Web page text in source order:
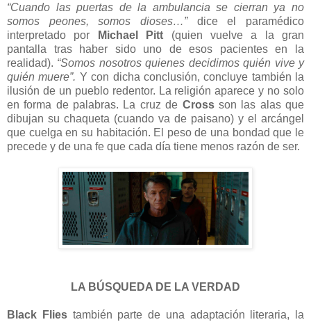
“Cuando las puertas de la ambulancia se cierran ya no
somos peones, somos dioses…”dice el paramédico
interpretado por
Michael Pitt (quien vuelve a la gran
pantalla tras haber sido uno de esos pacientes en la
realidad). “Somos nosotros quienes decidimos quién vive y
quién muere”. Y con dicha conclusión, concluye también la
ilusión de un pueblo redentor. La religión aparece y no solo
en forma de palabras. La cruz de Crossson las alas que
dibujan su chaqueta (cuando va de paisano) y el arcángel
que cuelga en su habitación. El peso de una bondad que le
precede y de una fe que cada día tiene menos razón de ser.
LA BÚSQUEDA DE LA VERDAD
Black Fliestambién parte de una adaptación literaria, la